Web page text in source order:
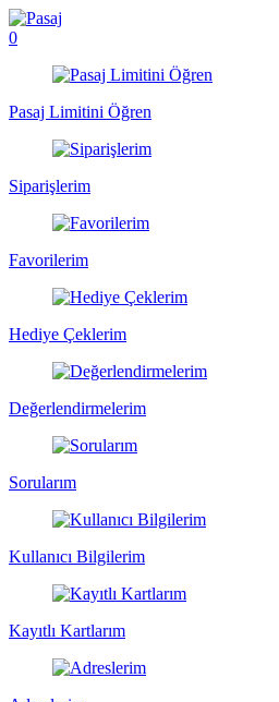
0
Pasaj Limitini Öğren
Siparişlerim
Favorilerim
Hediye Çeklerim
Değerlendirmelerim
Sorularım
Kullanıcı Bilgilerim
Kayıtlı Kartlarım